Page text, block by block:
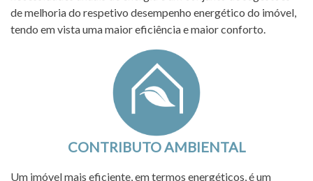
de melhoria do respetivo desempenho energético do imóvel,
tendo em vista uma maior eficiência e maior conforto.
CONTRIBUTO AMBIENTAL
Um imóvel mais eficiente, em termos energéticos, é um